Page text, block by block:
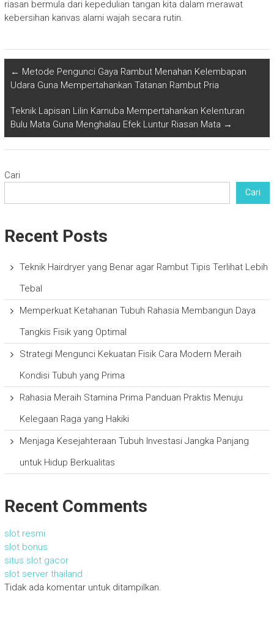
riasan bermula dari kepedulian tangan kita dalam merawat
kebersihan kanvas alami wajah secara rutin.
← Metode Pengunci Gaya Rambut Menahan Kelembapan
Udara Guna Mempertahankan Tatanan Rambut Pria
Teknik Lapisan Lilin Karnuba Mempertahankan Kelenturan
Bulu Mata Guna Menghalau Efek Luntur Riasan Mata →
Cari
Cari
Recent Posts
Teknik Hairdryer yang Benar agar Rambut Tipis Terlihat Lebih
Tebal
Memperkuat Ketahanan Tubuh Rahasia Membangun Daya
Tangkis Fisik yang Optimal
Strategi Mengunci Kekuatan Fisik Cara Modern Meraih
Kondisi Tubuh yang Prima
Rahasia Meraih Stamina Prima Panduan Praktis Menuju
Kelegaan Raga yang Hakiki
Menjaga Kesejahteraan Tubuh Investasi Jangka Panjang
untuk Hidup Berkualitas
Recent Comments
slot resmi
slot bonus
situs slot gacor
slot server thailand
Tidak ada komentar untuk ditampilkan.